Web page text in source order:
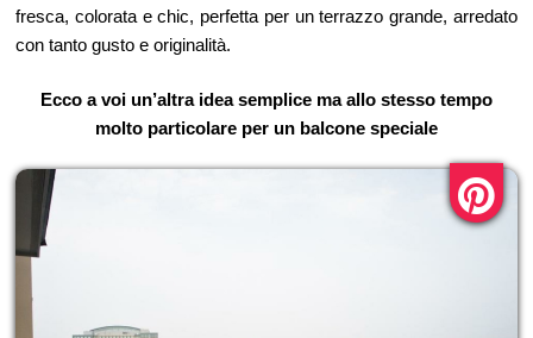
fresca, colorata e chic, perfetta per un terrazzo grande, arredato
con tanto gusto e originalità.
Ecco a voi un’altra idea semplice ma allo stesso tempo
molto particolare per un balcone speciale